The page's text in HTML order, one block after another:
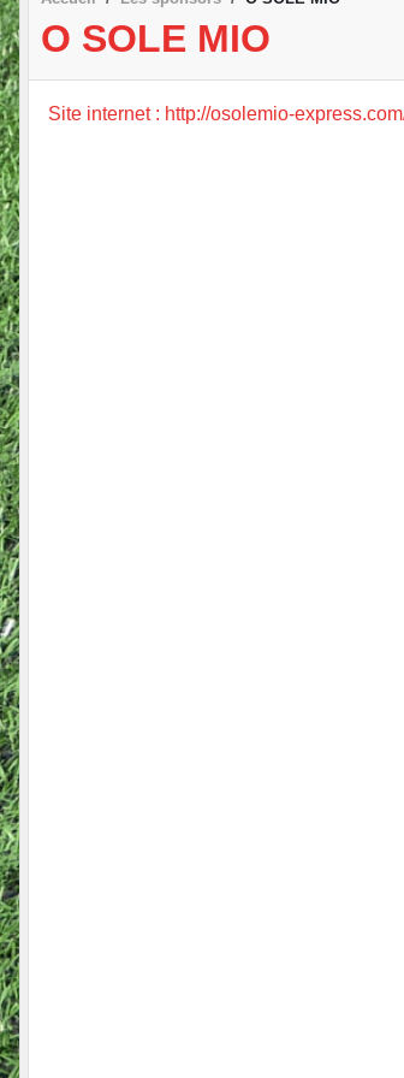
O SOLE MIO
Site internet : http://osolemio-